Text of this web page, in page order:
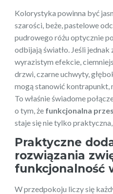
Kolorystyka powinna być
szarości, beże, pastelowe
pudrowego różu optycznie
odbijają światło. Jeśli jednak
wyrazistym efekcie,
drzwi, czarne uchwyty,
mogą stanowić kontrapunkt,
To właśnie świadome
o tym, że funkcjonalna
staje się nie tylko
Praktyczne
rozwiązania
funkcjonalność
W przedpokoju liczy się